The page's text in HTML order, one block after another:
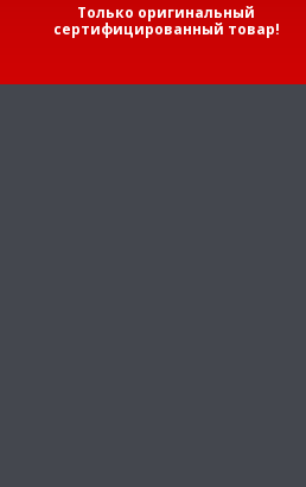
Только оригинальный
сертифицированный товар!